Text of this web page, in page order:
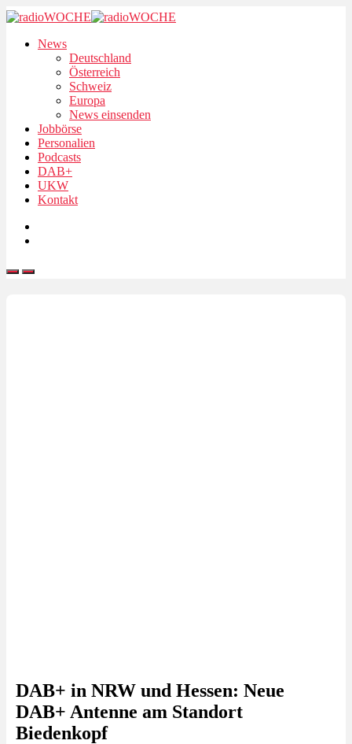
News
Deutschland
Österreich
Schweiz
Europa
News einsenden
Jobbörse
Personalien
Podcasts
DAB+
UKW
Kontakt
DAB+ in NRW und Hessen: Neue
DAB+ Antenne am Standort
Biedenkopf